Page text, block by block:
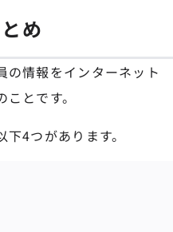
め
の情報をインターネット
とです。
4つがあります。